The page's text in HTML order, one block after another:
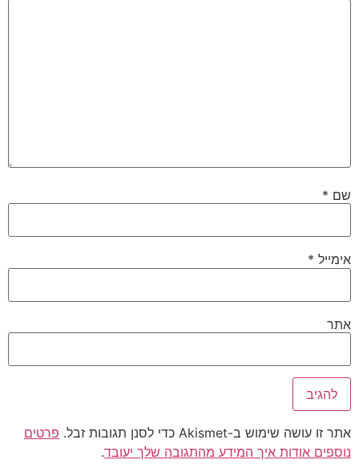
שם *
אימייל *
אתר
אתר זו עושה שימוש ב-Akismet כדי לסנן תגובות זבל.
פרטים
נוספים אודות איך המידע מהתגובה שלך יעובד.